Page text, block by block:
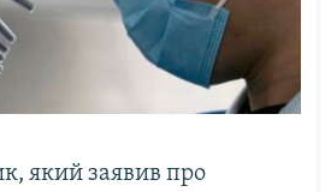
який заявив про